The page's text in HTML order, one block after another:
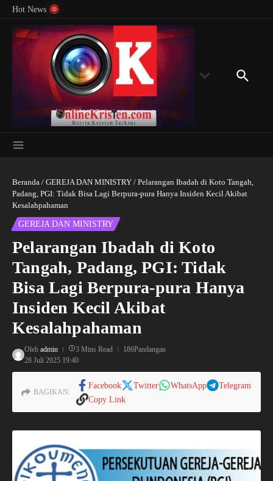
Lewati ke konten
Hot News
Beranda / GEREJA DAN MINISTRY / Pelarangan Ibadah di Koto Tangah,
Padang, PGI: Tidak Bisa Lagi Berpura-pura Hanya Insiden Kecil Akibat
Kesalahpahaman
GEREJA DAN MINISTRY
Pelarangan Ibadah di Koto
Tangah, Padang, PGI: Tidak
Bisa Lagi Berpura-pura Hanya
Insiden Kecil Akibat
Kesalahpahaman
Oleh admin 3 Mins Read
186Pandangan
28 Juli 2025 19:40
BAGIKAN:
Facebook Twitter WhatsApp
Telegram
Copy Link